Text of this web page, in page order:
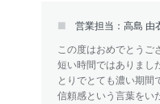
営業担当：高島 由
この度はおめでとうご
短い時間ではありまし
とりでとても濃い期間
信頼感という言葉をい